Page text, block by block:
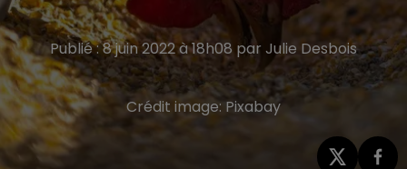
Publié : 8 juin 2022 à 18h08 par Julie Desbois
Crédit image: Pixabay